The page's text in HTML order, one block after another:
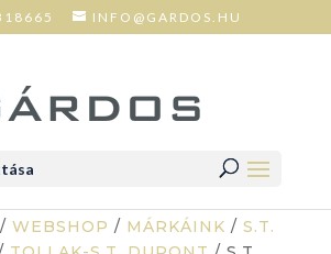
INFO@GARDOS.HU
/WEBSHOP / MÁRKÁINK /S.T.